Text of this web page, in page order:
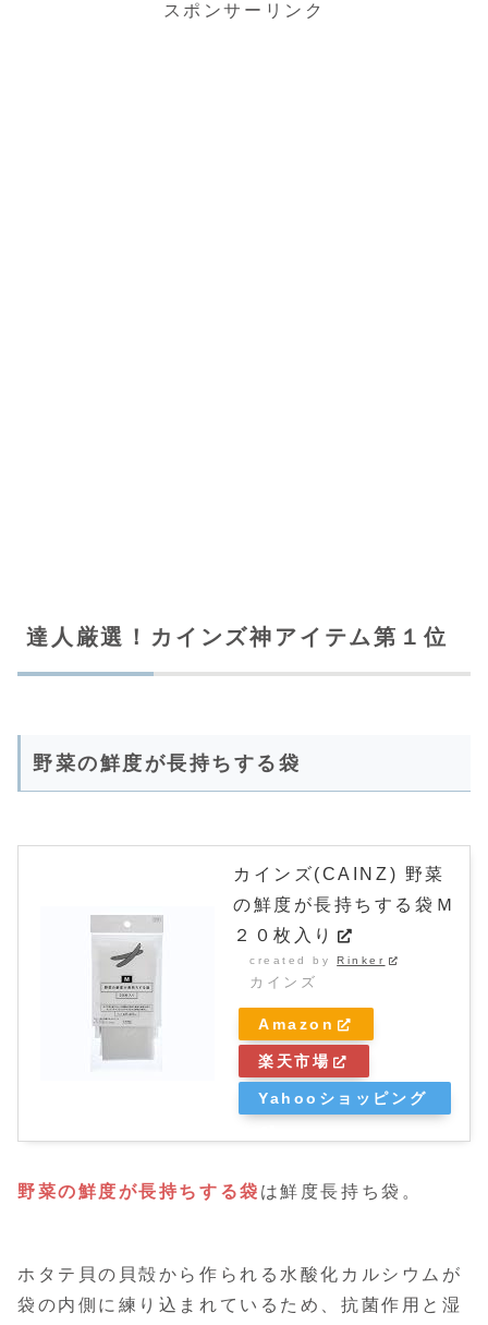
スポンサーリンク
達人厳選！カインズ神アイテム第１位
野菜の鮮度が長持ちする袋
カインズ(CAINZ) 野菜
の鮮度が長持ちする袋Ｍ
２０枚入り
created byRinker
カインズ
Amazon
楽天市場
Yahooショッピング
野菜の鮮度が長持ちする袋 は鮮度長持ち袋。
ホタテ貝の貝殻から作られる水酸化カルシウムが
袋の内側に練り込まれているため、抗菌作用と湿